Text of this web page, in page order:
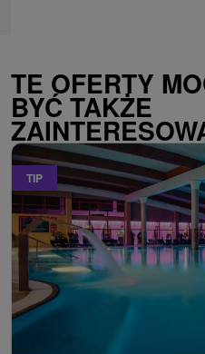
TE OFERTY
BYĆ TAKŻE
TIP